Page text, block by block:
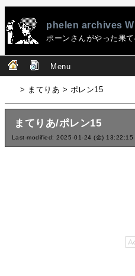
phelen archives
ポーンさんがやった果
Menu
> まてりあ > ポレン15
まてりあ/ポレン15
Last-modified: 2025-01-24 (金) 13:22:15